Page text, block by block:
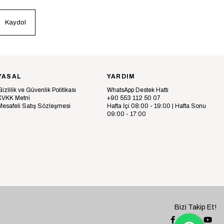
Kaydol
ve Güvenlik Politikası
Metni
Satış Sözleşmesi
YARDIM
WhatsApp Destek Hattı
+90 553 112 50 07
Hafta İçi 08:00 - 19:00 | Hafta Sonu
09:00 - 17:00
Bizi Takip Et!